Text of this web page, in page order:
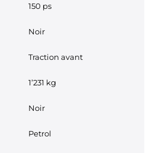
150 ps
Noir
Traction avant
1’231 kg
Noir
Petrol